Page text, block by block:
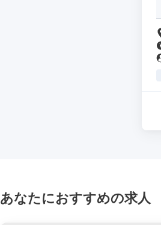
あなたにおすすめの求人